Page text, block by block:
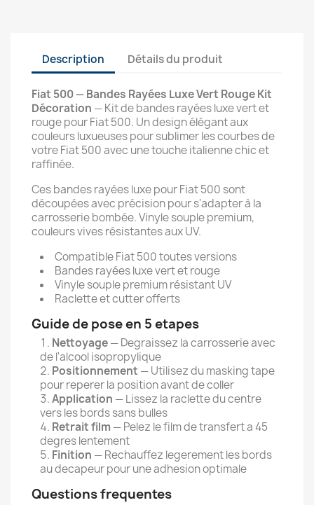
Description Détails du produit
Fiat 500 — Bandes Rayées Luxe Vert Rouge Kit
Décoration — Kit de bandes rayées luxe vert et
rouge pour Fiat 500. Un design élégant aux
couleurs luxueuses pour sublimer les courbes de
votre Fiat 500 avec une touche italienne chic et
raffinée.
Ces bandes rayées luxe pour Fiat 500 sont
découpées avec précision pour s'adapter à la
carrosserie bombée. Vinyle souple premium,
couleurs vives résistantes aux UV.
Compatible Fiat 500 toutes versions
Bandes rayées luxe vert et rouge
Vinyle souple premium résistant UV
Raclette et cutter offerts
Guide de pose en 5 etapes
Nettoyage— Degraissez la carrosserie avec
de l'alcool isopropylique
Positionnement — Utilisez du masking tape
pour reperer la position avant de coller
Application — Lissez la raclette du centre
vers les bords sans bulles
Retrait film — Pelez le film de transfert a 45
degres lentement
Finition — Rechauffez legerement les bords
au decapeur pour une adhesion optimale
Questions frequentes